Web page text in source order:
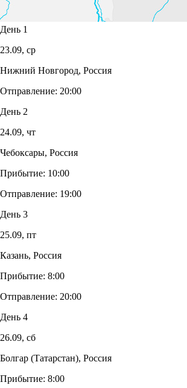
День 1
23.09, ср
Нижний Новгород, Россия
Отправление: 20:00
День 2
24.09, чт
Чебоксары, Россия
Прибытие: 10:00
Отправление: 19:00
День 3
25.09, пт
Казань, Россия
Прибытие: 8:00
Отправление: 20:00
День 4
26.09, сб
Болгар (Татарстан), Россия
Прибытие: 8:00